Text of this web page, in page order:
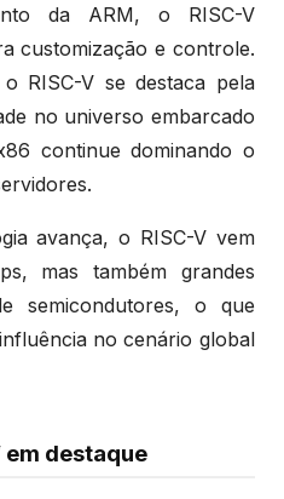
da ARM, o RISC-V
customização e controle.
RISC-V se destaca pela
no universo embarcado
continue dominando o
avança, o RISC-V vem
mas também grandes
semicondutores, o que
no cenário global
em destaque